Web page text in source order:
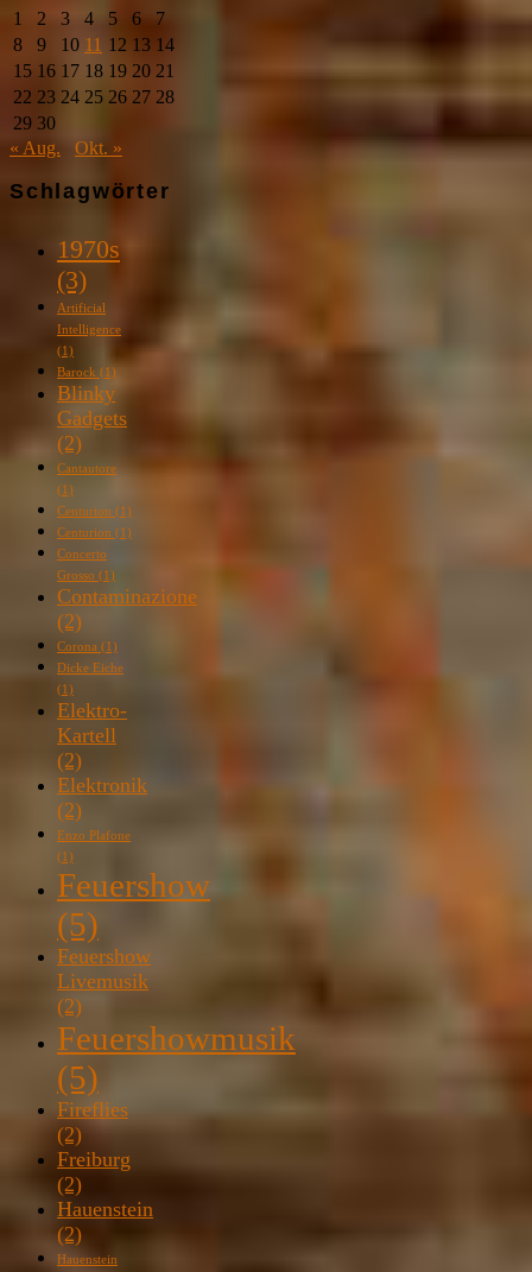
1
2 3 4 5 6
7
8
9 10 11 12 13 14
15 16 17 18 19 20 21
22 23 24 25 26 27 28
29 30
« Aug.
Okt. »
Schlagwörter
1970s
(3)
Artificial
Intelligence
(1)
Barock (1)
Blinky
Gadgets
(2)
Cantautore
(1)
Centurion (1)
Centurion (1)
Concerto
Grosso (1)
Contaminazione
(2)
Corona (1)
Dicke Eiche
(1)
Elektro-
Kartell
(2)
Elektronik
(2)
Enzo Plafone
(1)
Feuershow
(5)
Feuershow
Livemusik
(2)
Feuershowmusik
(5)
Fireflies
(2)
Freiburg
(2)
Hauenstein
(2)
Hauenstein